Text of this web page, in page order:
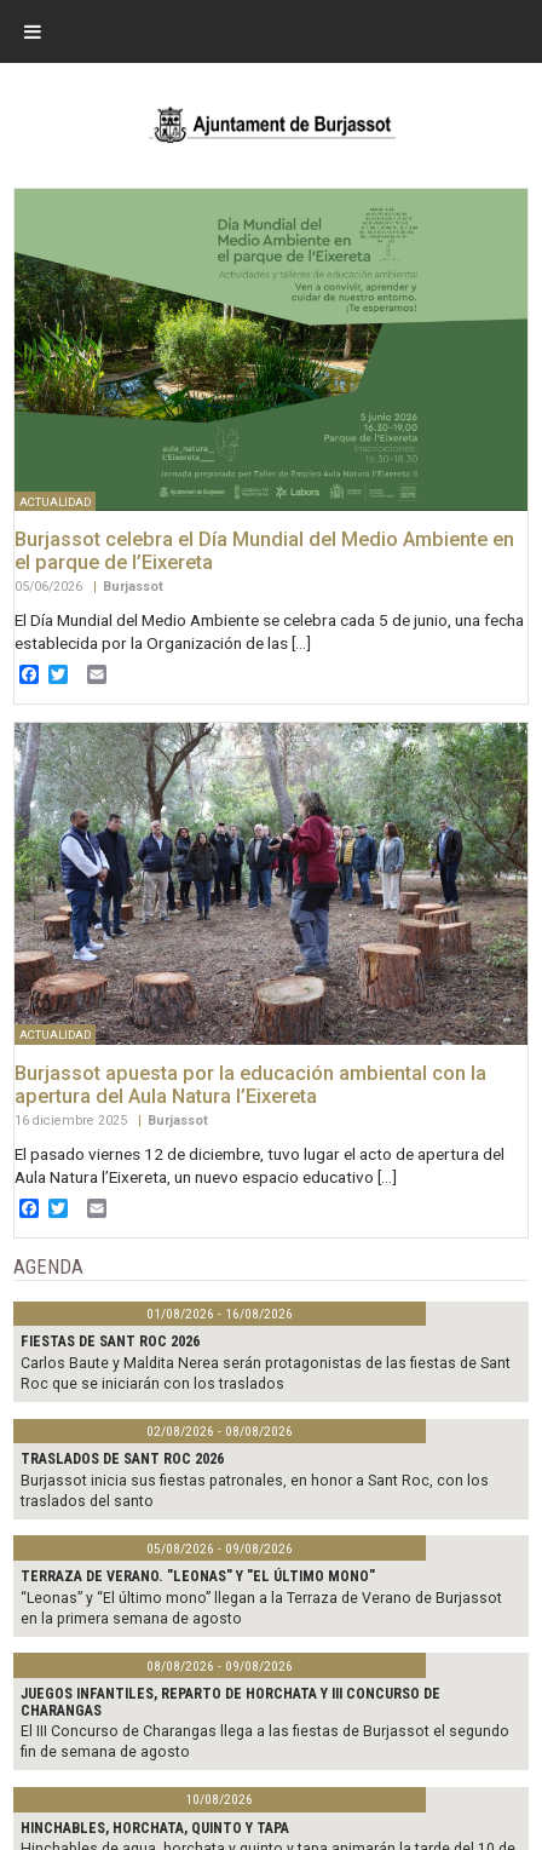
ACTUALIDAD
Burjassot celebra el Día Mundial del Medio Ambiente en
el parque de l’Eixereta
05/06/2026 Burjassot
El Día Mundial del Medio Ambiente se celebra cada 5 de junio, una fecha
establecida por la Organización de las […]
Facebook
Twitter
ACTUALIDAD
Burjassot apuesta por la educación ambiental con la
apertura del Aula Natura l’Eixereta
16 diciembre 2025 | Burjassot
El pasado viernes 12 de diciembre, tuvo lugar el acto de apertura del
Aula Natura l’Eixereta, un nuevo espacio educativo […]
Facebook
Twitter
AGENDA
01/08/2026 - 16/08/2026
FIESTAS DE SANT ROC 2026
Carlos Baute y Maldita Nerea serán protagonistas de las fiestas de Sant
Roc que se iniciarán con los traslados
02/08/2026 - 08/08/2026
TRASLADOS DE SANT ROC 2026
Burjassot inicia sus fiestas patronales, en honor a Sant Roc, con los
traslados del santo
05/08/2026 - 09/08/2026
TERRAZA DE VERANO. "LEONAS" Y "EL ÚLTIMO MONO"
“Leonas” y “El último mono” llegan a la Terraza de Verano de Burjassot
en la primera semana de agosto
08/08/2026 - 09/08/2026
JUEGOS INFANTILES, REPARTO DE HORCHATA Y III CONCURSO DE
CHARANGAS
El III Concurso de Charangas llega a las fiestas de Burjassot el segundo
fin de semana de agosto
10/08/2026
HINCHABLES, HORCHATA, QUINTO Y TAPA